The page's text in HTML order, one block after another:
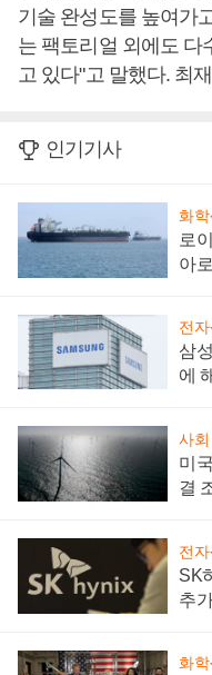
기술 완성도를 높여가
는 팩토리얼 외에도 다
고 있다"고 말했다. 최
인기기사
화학
로
아
전자
삼
에
사회
미
결
전자
SK
추
화학